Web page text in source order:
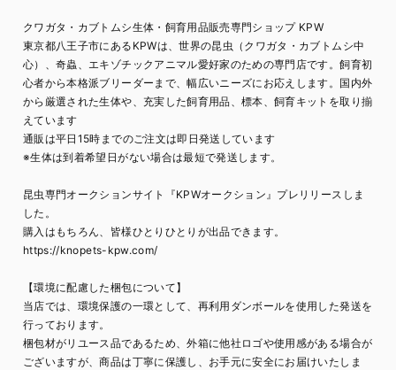
クワガタ・カブトムシ生体・飼育用品販売専門ショップ KPW
東京都八王子市にあるKPWは、世界の昆虫（クワガタ・カブトムシ中
心）、奇蟲、エキゾチックアニマル愛好家のための専門店です。飼育初
心者から本格派ブリーダーまで、幅広いニーズにお応えします。国内外
から厳選された生体や、充実した飼育用品、標本、飼育キットを取り揃
えています
通販は平日15時までのご注文は即日発送しています
※生体は到着希望日がない場合は最短で発送します。
昆虫専門オークションサイト『KPWオークション』プレリリースしま
した。
購入はもちろん、皆様ひとりひとりが出品できます。
https://knopets-kpw.com/
【環境に配慮した梱包について】
当店では、環境保護の一環として、再利用ダンボールを使用した発送を
行っております。
梱包材がリユース品であるため、外箱に他社ロゴや使用感がある場合が
ございますが、商品は丁寧に保護し、お手元に安全にお届けいたしま